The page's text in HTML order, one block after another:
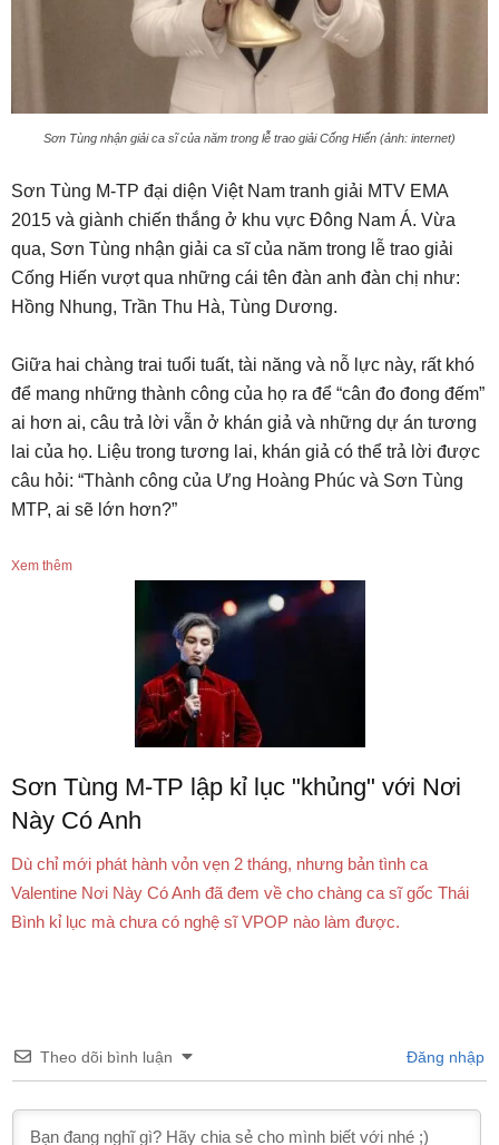
Sơn Tùng nhận giải ca sĩ của năm trong lễ trao giải Cống Hiến (ảnh: internet)
Sơn Tùng M-TP đại diện Việt Nam tranh giải MTV EMA
2015 và giành chiến thắng ở khu vực Đông Nam Á. Vừa
qua, Sơn Tùng nhận giải ca sĩ của năm trong lễ trao giải
Cống Hiến vượt qua những cái tên đàn anh đàn chị như:
Hồng Nhung, Trần Thu Hà, Tùng Dương.
Giữa hai chàng trai tuổi tuất, tài năng và nỗ lực này, rất khó
để mang những thành công của họ ra để “cân đo đong đếm”
ai hơn ai, câu trả lời vẫn ở khán giả và những dự án tương
lai của họ. Liệu trong tương lai, khán giả có thể trả lời được
câu hỏi: “Thành công của Ưng Hoàng Phúc và Sơn Tùng
MTP, ai sẽ lớn hơn?”
Xem thêm
Sơn Tùng M-TP lập kỉ lục "khủng" với Nơi
Này Có Anh
Dù chỉ mới phát hành vỏn vẹn 2 tháng, nhưng bản tình ca
Valentine Nơi Này Có Anh đã đem về cho chàng ca sĩ gốc Thái
Bình kỉ lục mà chưa có nghệ sĩ VPOP nào làm được.
Theo dõi bình luận Đăng nhập